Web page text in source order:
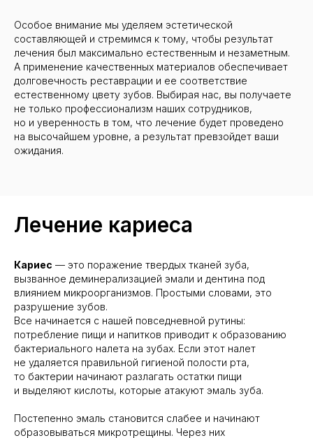
Особое внимание мы уделяем эстетической
составляющей и стремимся к тому, чтобы результат
лечения был максимально естественным и незаметным.
А применение качественных материалов обеспечивает
долговечность реставрации и ее соответствие
естественному цвету зубов. Выбирая нас, вы получаете
не только профессионализм наших сотрудников,
но и уверенность в том, что лечение будет проведено
на высочайшем уровне, а результат превзойдет ваши
ожидания.
Лечение кариеса
Кариес — это поражение твердых тканей зуба,
вызванное деминерализацией эмали и дентина под
влиянием микроорганизмов. Простыми словами, это
разрушение зубов.
Все начинается с нашей повседневной рутины:
потребление пищи и напитков приводит к образованию
бактериального налета на зубах. Если этот налет
не удаляется правильной гигиеной полости рта,
то бактерии начинают разлагать остатки пищи
и выделяют кислоты, которые атакуют эмаль зуба.
Постепенно эмаль становится слабее и начинают
образовываться микротрещины. Через них